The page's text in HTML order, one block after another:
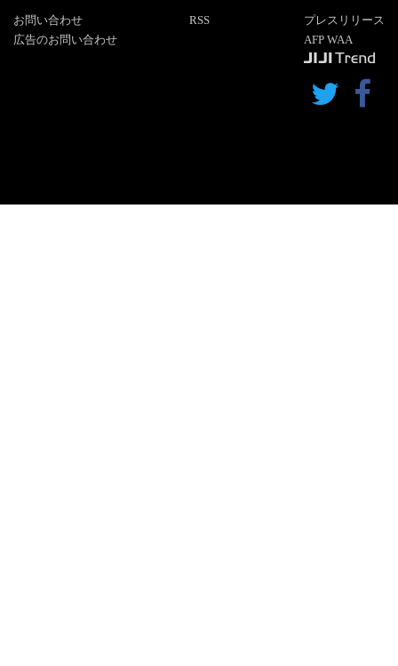
お問い合わせ
広告のお問い合わせ
RSS
プレスリリース
AFP WAA